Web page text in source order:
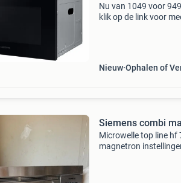
Nu van 1049 voor
klik op de link voor
Nieuw Ophalen of
Siemens combi
Microwelle top line
magnetron